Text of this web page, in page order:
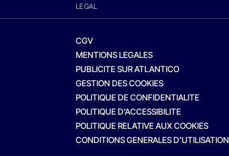
LEGAL
CGV
MENTIONS LEGALES
PUBLICITE SUR ATLANTICO
GESTION DES COOKIES
POLITIQUE DE CONFIDENTIALITE
POLITIQUE D’ACCESSIBILITE
POLITIQUE RELATIVE AUX COOKIES
CONDITIONS GENERALES D’UTILISATION